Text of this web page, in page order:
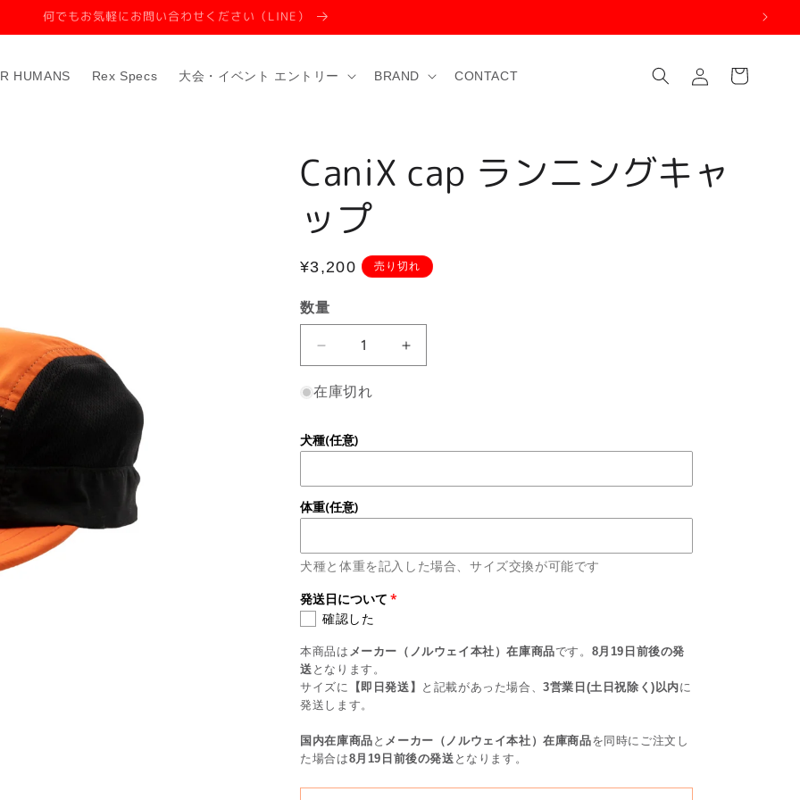
レビューお待ちしています
HUMANS Rex Specs 大会・イベント エントリー BRAND CONTACT
イ
ー
CaniX cap ランニングキャ
ップ
通
価
¥3,200 売り切れ
数量
CaniX
cap
ラ
ニ
ン
キ
ャ
プ
数
量
を
減
ら
す
CaniX
cap
ン
ャ
プ
を
や
在庫切れ
犬種(任意)
体重(任意)
犬種と体重を記入した場合、サイズ交換が可能です
発送日について
確認した
本商品は メーカー（ノルウェイ本社）在庫商品です。 8月19日前後の発
送 となります。
サイズに
【即日発送】 と記載があった場合、3営業日(土日祝除く)以内に
発送します。
国内在庫商品 と メーカー（ノルウェイ本社）在庫商品を同時にご注文し
た場合は8月19日前後の発送 となります。